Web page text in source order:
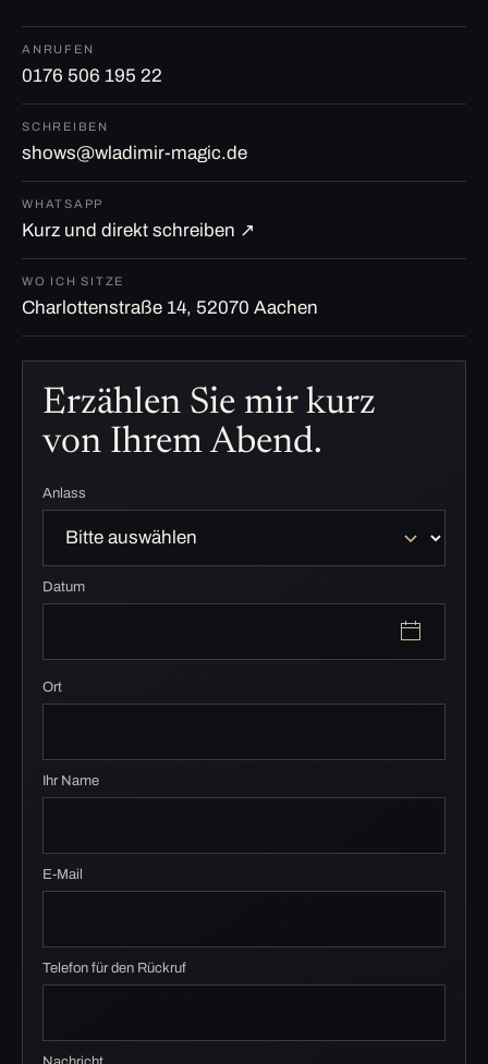
ANRUFEN
0176 506 195 22
SCHREIBEN
shows@wladimir-magic.de
WHATSAPP
Kurz und direkt schreiben ↗
WO ICH SITZE
Charlottenstraße 14, 52070 Aachen
Erzählen Sie mir kurz
von Ihrem Abend.
Anlass
Datum
Ort
Ihr Name
E-Mail
Telefon für den Rückruf